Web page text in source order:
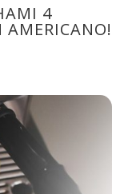
4
AMERICANO!